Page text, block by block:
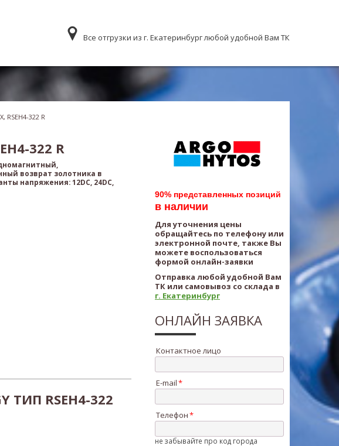
Все отгрузки из г. Екатеринбург любой удобной Вам ТК
RSEH4-322 R
322 R
возврат золотника в
напряжения: 12DC, 24DC,
ТИП RSEH4-322
90% представленных позиций
в наличии
Для уточнения цены
обращайтесь по телефону или
электронной почте, также Вы
можете воспользоваться
формой онлайн-заявки
Отправка любой удобной Вам
ТК или самовывоз со склада в
г. Екатеринбург
ОНЛАЙН ЗАЯВКА
Контактное лицо
E-mail
Телефон
не забывайте про код города